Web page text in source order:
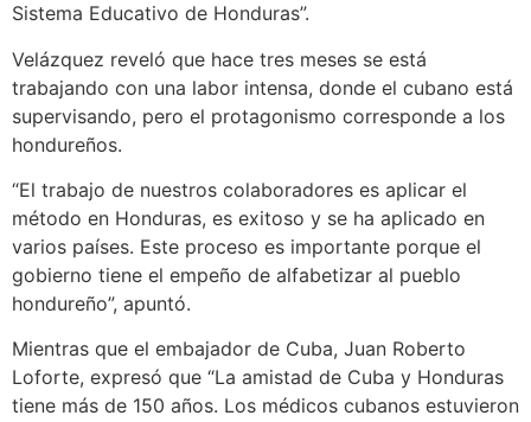
Sistema Educativo de Honduras”.
Velázquez reveló que hace tres meses se está
trabajando con una labor intensa, donde el cubano está
supervisando, pero el protagonismo corresponde a los
hondureños.
“El trabajo de nuestros colaboradores es aplicar el
método en Honduras, es exitoso y se ha aplicado en
varios países. Este proceso es importante porque el
gobierno tiene el empeño de alfabetizar al pueblo
hondureño”, apuntó.
Mientras que el embajador de Cuba, Juan Roberto
Loforte, expresó que “La amistad de Cuba y Honduras
tiene más de 150 años. Los médicos cubanos estuvieron